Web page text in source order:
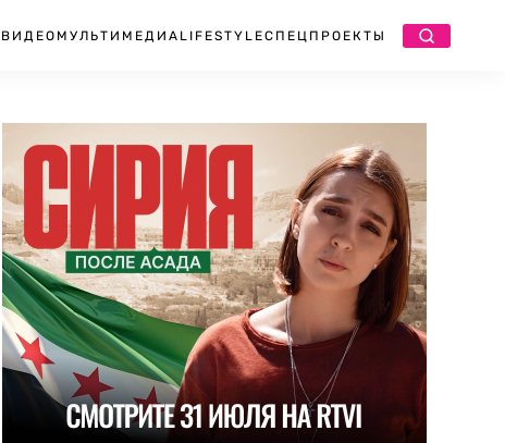
ВИДЕО МУЛЬТИМЕДИА LIFESTYLEСПЕЦПРОЕКТЫ